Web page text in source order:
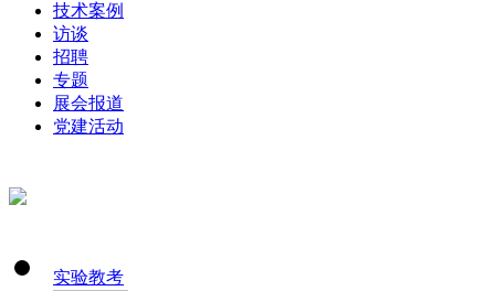
技术案例
访谈
招聘
专题
展会报道
党建活动
实验教考